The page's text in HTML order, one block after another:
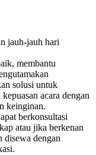
jauh-jauh hari
membantu
solusi untuk
acara dengan
keinginan.
berkonsultasi
atau jika berkenan
disewa dengan